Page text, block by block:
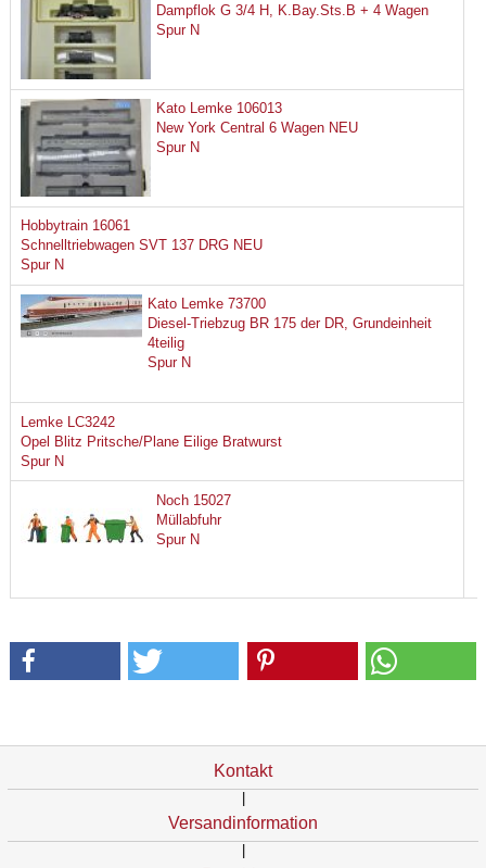
Dampflok G 3/4 H, K.Bay.Sts.B + 4 Wagen
Spur N
Kato Lemke 106013
New York Central 6 Wagen NEU
Spur N
Hobbytrain 16061
Schnelltriebwagen SVT 137 DRG NEU
Spur N
Kato Lemke 73700
Diesel-Triebzug BR 175 der DR, Grundeinheit
4teilig
Spur N
Lemke LC3242
Opel Blitz Pritsche/Plane Eilige Bratwurst
Spur N
Noch 15027
Müllabfuhr
Spur N
Kontakt
Versandinformation